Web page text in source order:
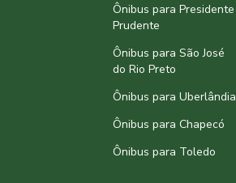
Ônibus para Presidente
Prudente
Ônibus para São José
do Rio Preto
Ônibus para Uberlândia
Ônibus para Chapecó
Ônibus para Toledo